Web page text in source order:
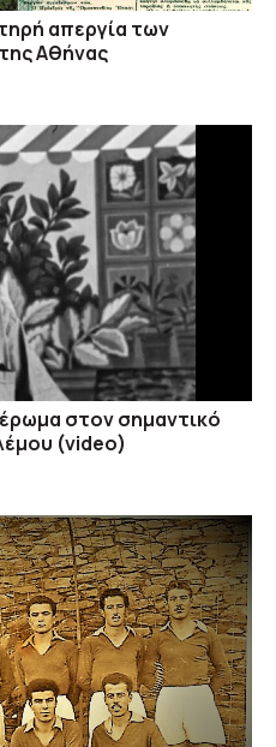
απεργία των
Αθήνας
στον σημαντικό
(video)